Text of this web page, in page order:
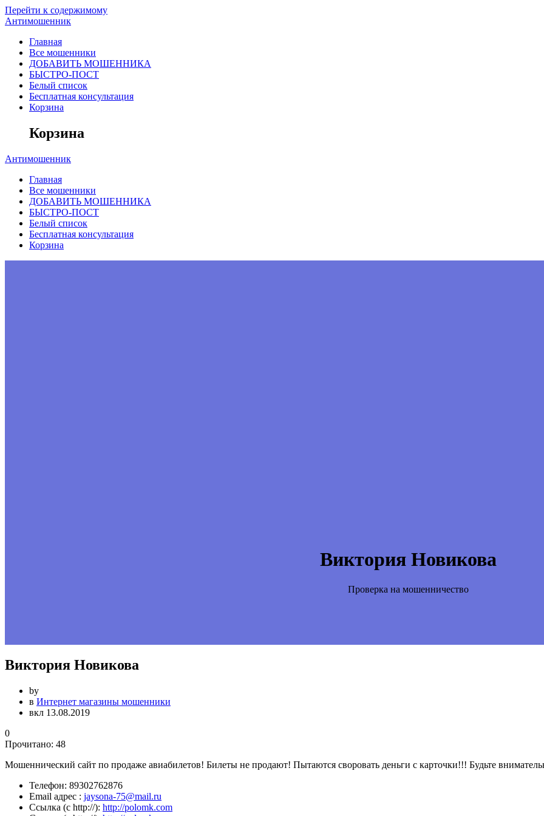
Перейти к содержимому
Антимошенник
Главная
Все мошенники
ДОБАВИТЬ МОШЕННИКА
БЫСТРО-ПОСТ
Белый список
Бесплатная консультация
Корзина
Корзина
Антимошенник
Главная
Все мошенники
ДОБАВИТЬ МОШЕННИКА
БЫСТРО-ПОСТ
Белый список
Бесплатная консультация
Корзина
Виктория Новикова
Проверка на мошенничество
Виктория Новикова
by
в Интернет магазины мошенники
вкл 13.08.2019
0
Прочитано: 48
Мошеннический сайт по продаже авиабилетов! Билеты не продают! Пытаются своровать деньги с карточки!!! Будьте
Телефон: 89302762876
Email адрес : jaysona-75@mail.ru
Ссылка (с http://): http://polomk.com